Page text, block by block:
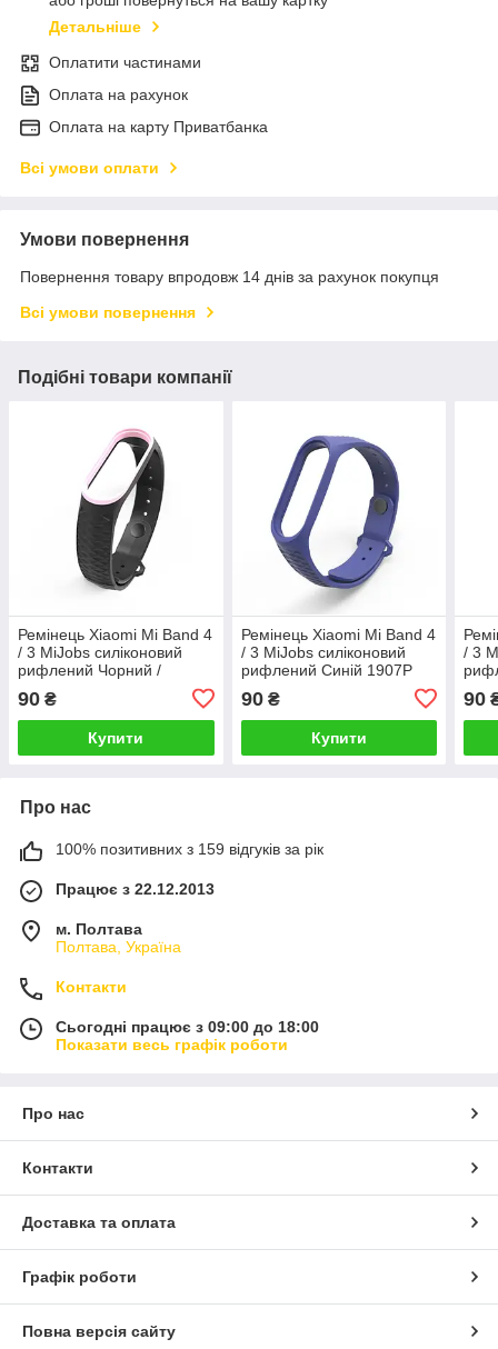
Детальніше
Оплатити частинами
Оплата на рахунок
Оплата на карту Приватбанка
Всі умови оплати
Умови повернення
Повернення товару впродовж 14 днів за рахунок покупця
Всі умови повернення
Подібні товари компанії
Ремінець Xiaomi Mi Band 4
/ 3 MiJobs силіконовий
рифлений Чорний /
90 ₴
Купити
Ремінець Xiaomi Mi Band 4
/ 3 MiJobs силіконовий
рифлений Синій 1907P
90₴
Купити
/ 3
90
Про нас
100% позитивних з 159 відгуків за рік
Працює з 22.12.2013
м. Полтава
Полтава, Україна
Контакти
Сьогодні працює з 09:00 до 18:00
Показати весь графік роботи
Про нас
Контакти
Доставка та оплата
Графік роботи
Повна версія сайту